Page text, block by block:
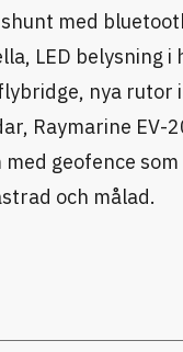
med
LED belysning
nya rutor
Raymarine
med geofence
och målad.